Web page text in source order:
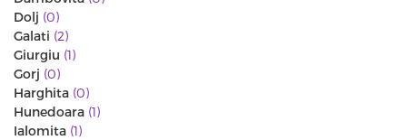
Dolj (0)
Galati (2)
Giurgiu (1)
Gorj (0)
Harghita (0)
Hunedoara (1)
Ialomita (1)